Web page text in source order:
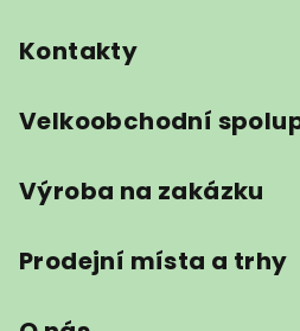
Kontakty
Velkoobchodní
Výroba na zakázku
Prodejní místa a trhy